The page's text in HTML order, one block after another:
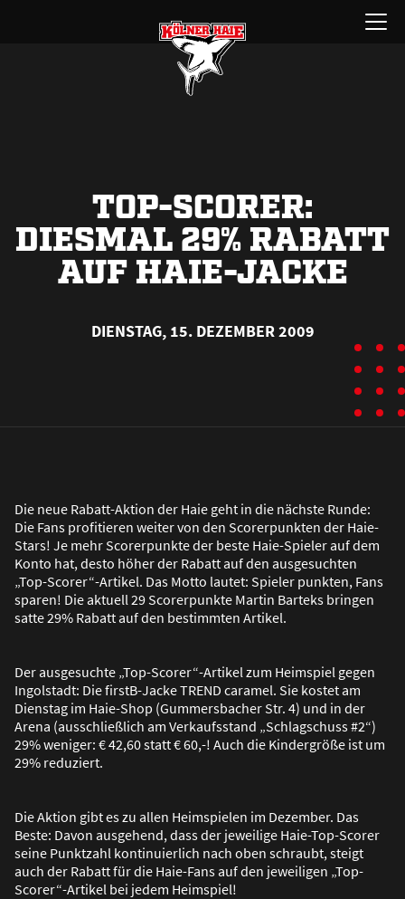
Menü
öffnen
TOP-SCORER:
DIESMAL 29% RABATT
AUF HAIE-JACKE
DIENSTAG, 15. DEZEMBER 2009
Die neue Rabatt-Aktion der Haie geht in die nächste Runde:
Die Fans profitieren weiter von den Scorerpunkten der Haie-
Stars! Je mehr Scorerpunkte der beste Haie-Spieler auf dem
Konto hat, desto höher der Rabatt auf den ausgesuchten
„Top-Scorer“-Artikel. Das Motto lautet: Spieler punkten, Fans
sparen! Die aktuell 29 Scorerpunkte Martin Barteks bringen
satte 29% Rabatt auf den bestimmten Artikel.
Der ausgesuchte „Top-Scorer“-Artikel zum Heimspiel gegen
Ingolstadt: Die firstB-Jacke TREND caramel. Sie kostet am
Dienstag im Haie-Shop (Gummersbacher Str. 4) und in der
Arena (ausschließlich am Verkaufsstand „Schlagschuss #2“)
29% weniger: € 42,60 statt € 60,-! Auch die Kindergröße ist um
29% reduziert.
Die Aktion gibt es zu allen Heimspielen im Dezember. Das
Beste: Davon ausgehend, dass der jeweilige Haie-Top-Scorer
seine Punktzahl kontinuierlich nach oben schraubt, steigt
auch der Rabatt für die Haie-Fans auf den jeweiligen „Top-
Scorer“-Artikel bei jedem Heimspiel!